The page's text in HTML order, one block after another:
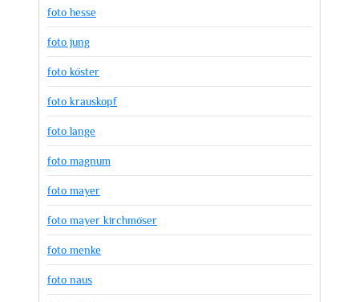
foto hesse
foto jung
foto köster
foto krauskopf
foto lange
foto magnum
foto mayer
foto mayer kirchmöser
foto menke
foto naus